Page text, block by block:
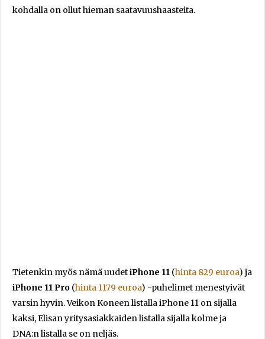
kohdalla on ollut hieman saatavuushaasteita.
Tietenkin myös nämä uudetiPhone 11 (hinta 829 euroa) ja
iPhone 11 Pro (hinta 1179 euroa) -puhelimet menestyivät
varsin hyvin. Veikon Koneen listalla iPhone 11 on sijalla
kaksi, Elisan yritysasiakkaiden listalla sijalla kolme ja
DNA:n listalla se on neljäs.